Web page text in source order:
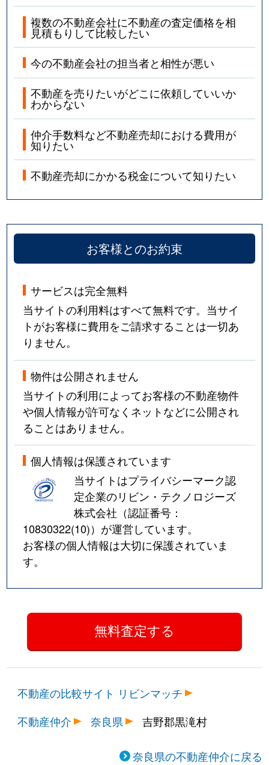
複数の不動産会社に不動産の査定価格を相
見積もりして比較したい
今の不動産会社の担当者と相性が悪い
不動産を売りたいがどこに依頼していいか
わからない
仲介手数料など不動産売却における費用が
知りたい
不動産売却にかかる税金について知りたい
お客様とのお約束
サービスは完全無料
当サイトの利用料はすべて無料です。当サイ
トがお客様に費用をご請求することは一切あ
りません。
物件は公開されません
当サイトの利用によってお客様の不動産物件
や個人情報が許可なくネットなどに公開され
ることはありません。
個人情報は保護されています
当サイトはプライバシーマーク認
定企業のリビン・テクノロジーズ
株式会社（認証番号：
10830322(10)）が運営しています。
お客様の個人情報は大切に保護されていま
す。
不動産の比較サイト リビンマッチ
不動産仲介
奈良県 吉野郡黒滝村
奈良県の不動産仲介に戻る